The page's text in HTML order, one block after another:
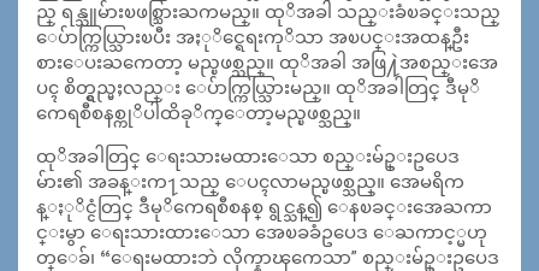
ည္ ရန္သူမ်ားၿဖစ္သြားႀကမည္။ ထုိအခါ သည္းခံၿခင္းသည္
ေပ်ာက္ကြယ္သြားၿပီး အႏုိင္ရေရးကုိသာ အၿပင္းအထန္ဦး
စားေပးႀကေတာ့ မည္ၿဖစ္သည္။ ထုိအခါ အဖြ႔ဲအစည္းအေ
ပၚ စိတ္ရွည္မႈလည္း ေပ်ာက္ကြယ္သြားမည္။ ထုိအခါတြင္ ဒီမုိ
ကေရစီစနစ္ကုိပါထိခုိက္ေတာ့မည္ၿဖစ္သည္။
ထုိအခါတြင္ ေရးသားမထားေသာ စည္းမ်ဥ္းဥပေဒ
မ်ား၏ အခန္းက႑သည္ ေပၚလာမည္ၿဖစ္သည္။ အေမရိက
န္ႏုိင္ငံတြင္ ဒီမုိကေရစီစနစ္ ရွင္သန္၍ ေနၿခင္းအေႀကာ
င္းမွာ ေရးသားထားေသာ အေၿခခံဥပေဒ ေႀကာင့္မဟု
တ္ေခ်၊ “ေရးမထားဘဲ လိုက္နာၾကေသာ” စည္းမ်ဥ္းဥပေဒ